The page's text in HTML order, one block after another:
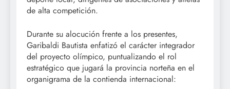
de alta competición.
Durante su alocución frente a los presentes,
Garibaldi Bautista enfatizó el carácter integrador
del proyecto olímpico, puntualizando el rol
estratégico que jugará la provincia norteña en el
organigrama de la contienda internacional: